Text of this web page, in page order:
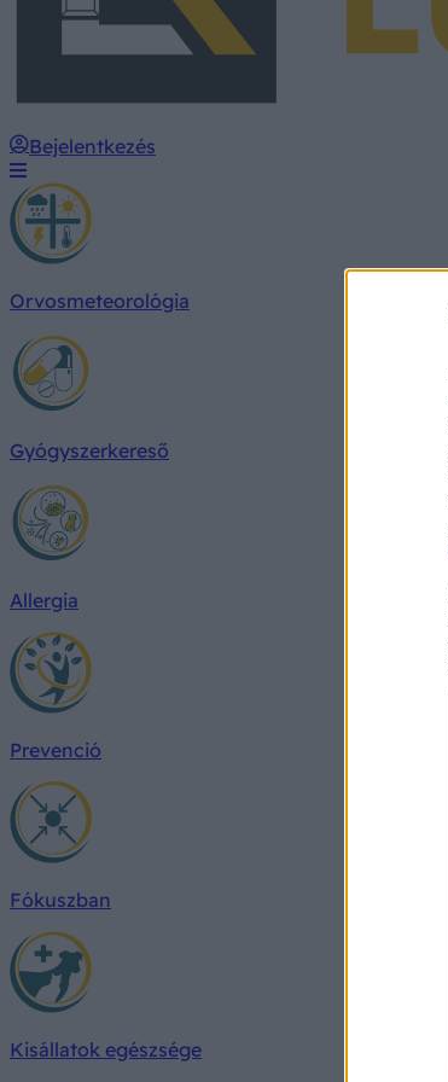
Bejelentkezés
Orvosmeteorológia
Gyógyszerkereső
Allergia
Prevenció
Fókuszban
Kisállatok egészsége